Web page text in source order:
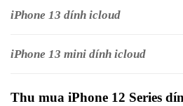
iPhone 13 dính icloud
iPhone 13 mini dính icloud
Thu mua iPhone 12 Series